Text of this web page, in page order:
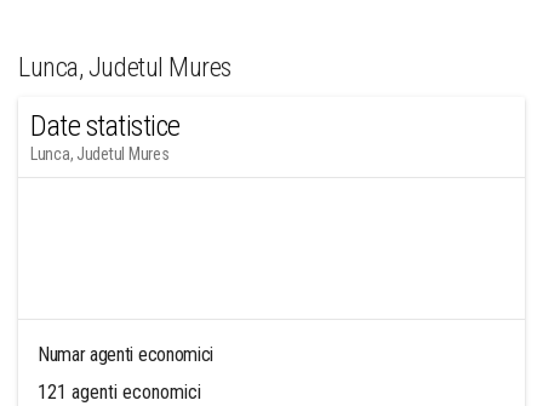
Lunca, Judetul Mures
Date statistice
Lunca, Judetul Mures
Numar agenti economici
121 agenti economici